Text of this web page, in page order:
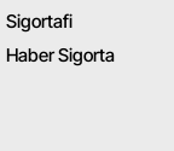
Sigortafi
Haber Sigorta